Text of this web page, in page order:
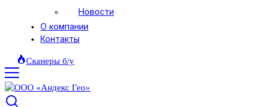
Новости
О компании
Контакты
Сканеры б/у